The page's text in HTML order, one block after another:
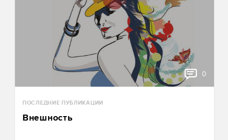
0
ПОСЛЕДНИЕ ПУБЛИКАЦИИ
Внешность